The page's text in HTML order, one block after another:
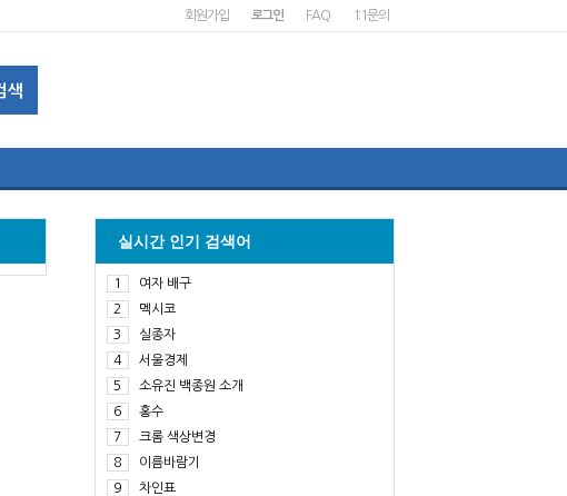
회원가입 로그인 FAQ 1:1문의
실시간 인기 검색어
1
여자 배구
2
멕시코
3
실종자
4
서울경제
5
소유진 백종원 소개
6
홍수
7
크롬 색상변경
8
이름바람기
9
차인표